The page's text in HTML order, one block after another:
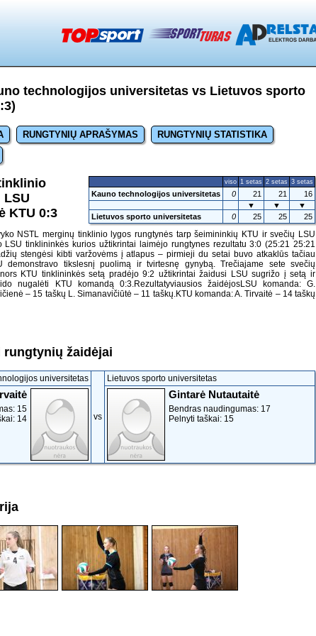
technologijos universitetas vs Lietuvos sporto
RUNGTYNIŲ APRAŠYMAS
RUNGTYNIŲ STATISTIKA
viso 1 setas 2 setas 3 setas
Kauno technologijos universitetas 0 21 21
16
▼
▼
▼
Lietuvos sporto universitetas
0 25 25 25
KTU 0:3
NSTL merginų tinklinio lygos rungtynės tarp šeimininkių KTU ir svečių LSU
LSU tinklininkės kurios užtikrintai laimėjo rungtynes rezultatu 3:0 (25:21 25:21
stengėsi kibti varžovėms į atlapus – pirmieji du setai buvo atkaklūs tačiau
demonstravo tikslesnį puolimą ir tvirtesnę gynybą. Trečiajame sete svečių
KTU tinklininkės setą pradėjo 9:2 užtikrintai žaidusi LSU sugrižo į setą ir
nugalėti KTU komandą 0:3.Rezultatyviausios žaidėjosLSU komanda: G.
– 15 taškų L. Simanavičiūtė – 11 taškų.KTU komanda: A. Tirvaitė – 14 taškų
rungtynių žaidėjai
universitetas
vs
Lietuvos sporto universitetas
15
14
Gintarė Nutautaitė
Bendras naudingumas: 17
Pelnyti taškai: 15